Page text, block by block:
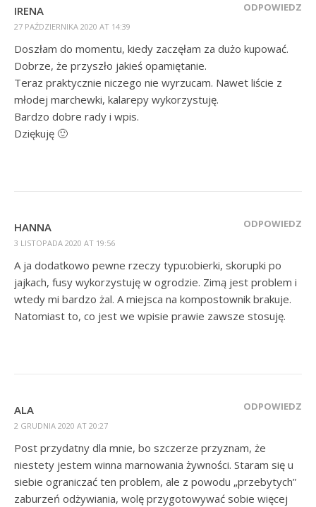
IRENA
27 PAŹDZIERNIKA 2020 AT 14:39
ODPOWIEDZ
Doszłam do momentu, kiedy zaczęłam za dużo kupować.
Dobrze, że przyszło jakieś opamiętanie.
Teraz praktycznie niczego nie wyrzucam. Nawet liście z
młodej marchewki, kalarepy wykorzystuję.
Bardzo dobre rady i wpis.
Dziękuję 🙂
HANNA
3 LISTOPADA 2020 AT 19:56
ODPOWIEDZ
A ja dodatkowo pewne rzeczy typu:obierki, skorupki po
jajkach, fusy wykorzystuję w ogrodzie. Zimą jest problem i
wtedy mi bardzo żal. A miejsca na kompostownik brakuje.
Natomiast to, co jest we wpisie prawie zawsze stosuję.
ALA
2 GRUDNIA 2020 AT 20:27
ODPOWIEDZ
Post przydatny dla mnie, bo szczerze przyznam, że
niestety jestem winna marnowania żywności. Staram się u
siebie ograniczać ten problem, ale z powodu „przebytych”
zaburzeń odżywiania, wolę przygotowywać sobie więcej